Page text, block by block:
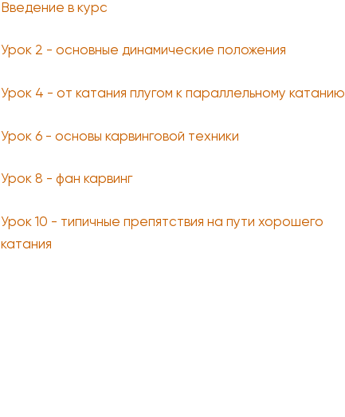
Введение в курс
Урок 2 - основные динамические положения
Урок 4 - от катания плугом к параллельному катанию
Урок 6 - основы карвинговой техники
Урок 8 - фан карвинг
Урок 10 - типичные препятствия на пути хорошего
катания